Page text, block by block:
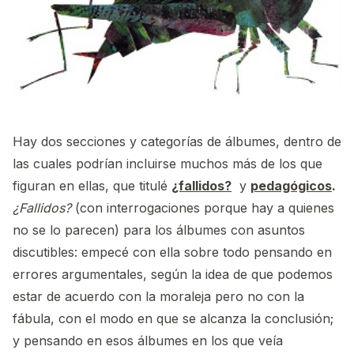
Hay dos secciones y categorías de álbumes, dentro de
las cuales podrían incluirse muchos más de los que
figuran en ellas, que titulé ¿fallidos? y pedagógicos.
¿Fallidos?(con interrogaciones porque hay a quienes
no se lo parecen) para los álbumes con asuntos
discutibles: empecé con ella sobre todo pensando en
errores argumentales, según la idea de que podemos
estar de acuerdo con la moraleja pero no con la
fábula, con el modo en que se alcanza la conclusión;
y pensando en esos álbumes en los que veía